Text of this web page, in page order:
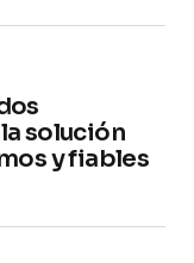
solución
y fiables